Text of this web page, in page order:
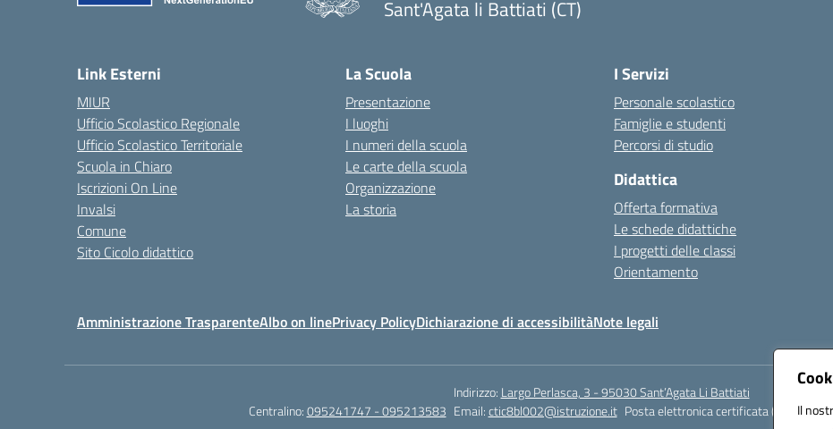
Il
Sant'Agata li Battiati (CT)
Link Esterni
MIUR
Ufficio Scolastico Regionale
Ufficio Scolastico Territoriale
Scuola in Chiaro
Iscrizioni On Line
Invalsi
Comune
Sito Cicolo didattico
La Scuola
Presentazione
I luoghi
I numeri della scuola
Le carte della scuola
Organizzazione
La storia
I Servizi
Personale scolastico
Famiglie e studenti
Percorsi di studio
Didattica
Offerta formativa
Le schede didattiche
I progetti delle classi
Orientamento
Amministrazione TrasparenteAlbo on linePrivacy PolicyDichiarazione di accessibilitàNote legali
Indirizzo: Largo Perlasca, 3 - 95030 Sant’Agata Li Battiati
Centralino:095241747 - 095213583 Email:ctic8bl002@istruzione.it Posta elettronica certificata (PEC):